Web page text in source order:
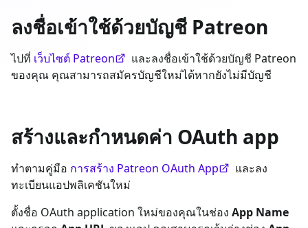
ลงชื่อเข้าใช้ด้วยบัญชี Patreon
ไปที่ เว็บไซต์ Patreon
และลงชื่อเข้าใช้ด้วยบัญชี Patreon
ของคุณ คุณสามารถสมัครบัญชีใหม่ได้หากยังไม่มีบัญชี
สร้างและกำหนดค่า OAuth app
ทำตามคู่มือ การสร้าง Patreon OAuth App
และลง
ทะเบียนแอปพลิเคชันใหม่
ตั้งชื่อ OAuth application ใหม่ของคุณในช่อง App Name